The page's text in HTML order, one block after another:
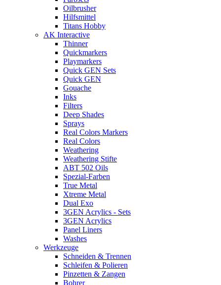
Oilbrusher
Hilfsmittel
Titans Hobby
AK Interactive
Thinner
Quickmarkers
Playmarkers
Quick GEN Sets
Quick GEN
Gouache
Inks
Filters
Deep Shades
Sprays
Real Colors Markers
Real Colors
Weathering
Weathering Stifte
ABT 502 Oils
Spezial-Farben
True Metal
Xtreme Metal
Dual Exo
3GEN Acrylics - Sets
3GEN Acrylics
Panel Liners
Washes
Werkzeuge
Schneiden & Trennen
Schleifen & Polieren
Pinzetten & Zangen
Bohrer